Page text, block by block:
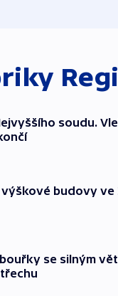
soudu.
budovy ve
se silným